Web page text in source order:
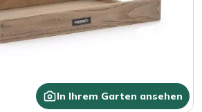
In Ihrem Garten ansehen